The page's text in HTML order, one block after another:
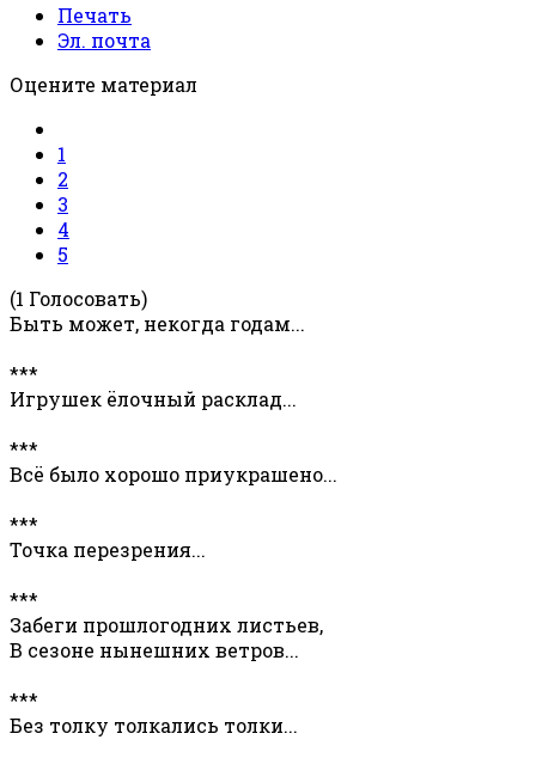
Печать
Эл. почта
Оцените материал
1
2
3
4
5
(1 Голосовать)
Быть может, некогда годам...
***
Игрушек ёлочный расклад...
***
Всё было хорошо приукрашено...
***
Точка перезрения...
***
Забеги прошлогодних листьев,
В сезоне нынешних ветров...
***
Без толку толкались толки...